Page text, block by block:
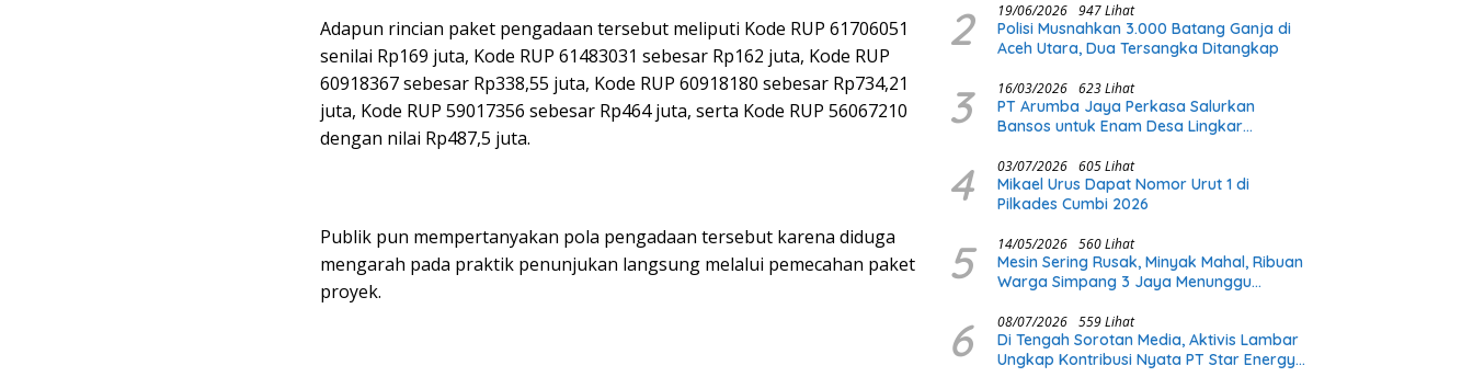
Adapun rincian paket pengadaan tersebut meliputi Kode RUP 61706051
senilai Rp169 juta, Kode RUP 61483031 sebesar Rp162 juta, Kode RUP
60918367 sebesar Rp338,55 juta, Kode RUP 60918180 sebesar Rp734,21
juta, Kode RUP 59017356 sebesar Rp464 juta, serta Kode RUP 56067210
dengan nilai Rp487,5 juta.
Publik pun mempertanyakan pola pengadaan tersebut karena diduga
mengarah pada praktik penunjukan langsung melalui pemecahan paket
proyek.
2 19/06/2026 947 Lihat
Polisi Musnahkan 3.000 Batang Ganja di
Aceh Utara, Dua Tersangka Ditangkap
3 16/03/2026 623 Lihat
PT Arumba Jaya Perkasa Salurkan
Bansos untuk Enam Desa Lingkar
4 03/07/2026 605 Lihat
Mikael Urus Dapat Nomor Urut 1 di
Pilkades Cumbi 2026
5 14/05/2026 560 Lihat
Mesin Sering Rusak, Minyak Mahal, Ribuan
Warga Simpang 3 Jaya Menunggu
6 08/07/2026 559 Lihat
Di Tengah Sorotan Media, Aktivis Lambar
Ungkap Kontribusi Nyata PT Star Energy: